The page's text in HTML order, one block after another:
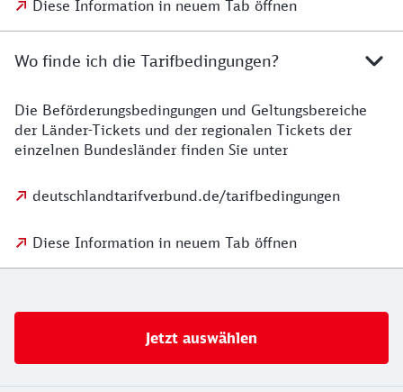
Diese Information in neuem Tab öffnen
Wo finde ich die Tarifbedingungen?
Die Beförderungsbedingungen und Geltungsbereiche
der Länder-Tickets und der regionalen Tickets der
einzelnen Bundesländer finden Sie unter
deutschlandtarifverbund.de/tarifbedingungen
Diese Information in neuem Tab öffnen
Jetzt auswählen